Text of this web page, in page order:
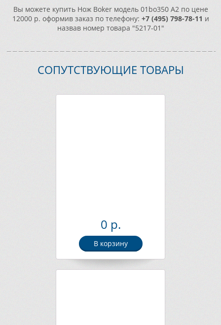
Вы можете купить Нож Boker модель 01bo350 A2 по цене
12000 р. оформив заказ по телефону: +7 (495) 798-78-11 и
назвав номер товара "5217-01"
СОПУТСТВУЮЩИЕ ТОВАРЫ
0 р.
В корзину